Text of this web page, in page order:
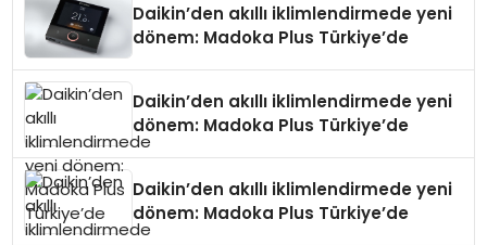
Daikin’den akıllı iklimlendirmede yeni
dönem: Madoka Plus Türkiye’de
Daikin’den akıllı iklimlendirmede yeni
dönem: Madoka Plus Türkiye’de
Daikin’den akıllı iklimlendirmede yeni
dönem: Madoka Plus Türkiye’de